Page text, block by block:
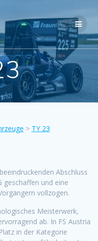
> TY 23
Abschluss
geschaffen und eine
vollzogen.
Meisterwerk,
ab. In FS Austria
in der Kategorie